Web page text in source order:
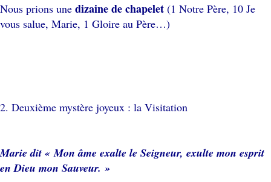
Nous prions une dizaine de chapelet (1 Notre Père, 10 Je
vous salue, Marie, 1 Gloire au Père…)
2. Deuxième mystère joyeux : la Visitation
Marie dit « Mon âme exalte le Seigneur, exulte mon esprit
en Dieu mon Sauveur. »